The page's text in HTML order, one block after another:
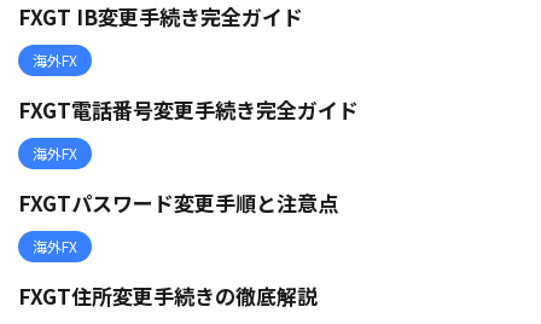
FXGT IB変更手続き完全ガイド
海外FX
FXGT電話番号変更手続き完全ガイド
海外FX
FXGTパスワード変更手順と注意点
海外FX
FXGT住所変更手続きの徹底解説